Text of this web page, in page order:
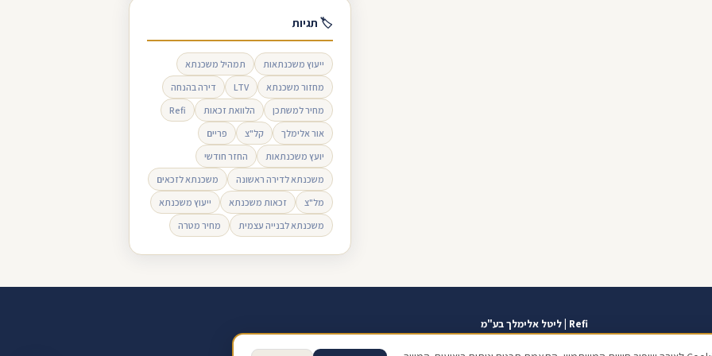
🏷 תגיות
ייעוץ משכנתאות
תמהיל משכנתא
מחזור משכנתא
LTV
דירה בהנחה
מחיר למשתכן
הלוואת זכאות
Refi
אור אלימלך
קל"צ
פריים
יועץ משכנתאות
החזר חודשי
משכנתא לדירה ראשונה
משכנתא לזכאים
מל"צ
זכאות משכנתא
ייעוץ משכנתא
משכנתא לבנייה עצמית
מחיר מטרה
Refi | ליטל אלימלך בע"מ
אזור אישי כתוב ביקורת בגוגל תנאי שימוש